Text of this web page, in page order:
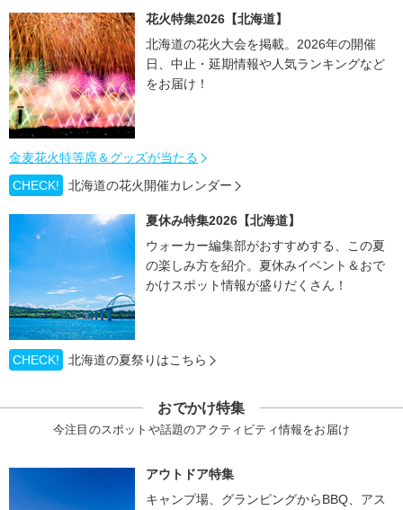
花火特集2026【北海道】
北海道の花火大会を掲載。2026年の開催
日、中止・延期情報や人気ランキングなど
をお届け！
金麦花火特等席＆グッズが当たる
CHECK!
北海道の花火開催カレンダー
夏休み特集2026【北海道】
ウォーカー編集部がおすすめする、この夏
の楽しみ方を紹介。夏休みイベント＆おで
かけスポット情報が盛りだくさん！
CHECK! 北海道の夏祭りはこちら
おでかけ特集
今注目のスポットや話題のアクティビティ情報をお届け
アウトドア特集
キャンプ場、グランピングからBBQ、アス